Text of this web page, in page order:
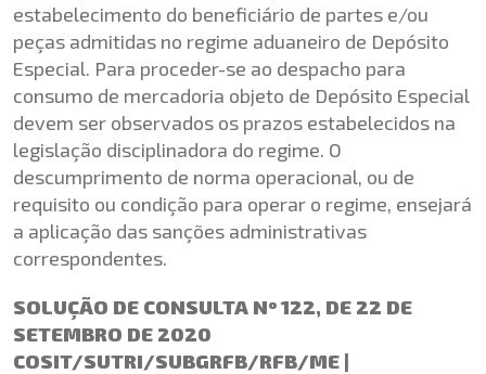
estabelecimento do beneficiário de partes e/ou
peças admitidas no regime aduaneiro de Depósito
Especial. Para proceder-se ao despacho para
consumo de mercadoria objeto de Depósito Especial
devem ser observados os prazos estabelecidos na
legislação disciplinadora do regime. O
descumprimento de norma operacional, ou de
requisito ou condição para operar o regime, ensejará
a aplicação das sanções administrativas
correspondentes.
SOLUÇÃO DE CONSULTA Nº 122, DE 22 DE
SETEMBRO DE 2020
COSIT/SUTRI/SUBGRFB/RFB/ME |